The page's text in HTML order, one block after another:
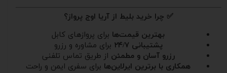
✅ چرا خرید بلیط از آریا اوج پرواز؟
بهترین قیمت‌ها برای پروازهای کابل
پشتیبانی ۲۴/۷
برای مشاوره و رزرو
رزرو آسان و مطمئن از طریق تماس تلفنی
همکاری با برترین ایرلاین‌ها برای سفری ایمن و راحت